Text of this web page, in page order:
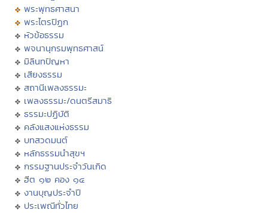
พระพุทธศาสนา
พระไตรปิฏก
หัวข้อธรรม
พจนานุกรมพุทธศาสน์
มิลินทปัญหา
เสียงธรรม
สถานีเพลงธรรมะ
เพลงธรรมะ/ดนตรีสมาธิ
ธรรมะปฏิบัติ
คลังแสงแห่งธรรม
บทสวดมนต์
หลักธรรมนำสุขฯ
กรรมฐานประจำวันเกิด
ฮีต ๑๒ คอง ๑๔
งานบุญประจำปี
ประเพณีทั่วไทย